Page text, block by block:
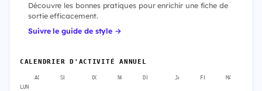
Découvre les bonnes pratiques pour enrichir une fiche de
sortie efficacement.
Suivre le guide de style →
CALENDRIER D'ACTIVITÉ ANNUEL
AOÛT SEPT. OCT. NOV. DÉC. JANV. FÉVR. MARS
LUN